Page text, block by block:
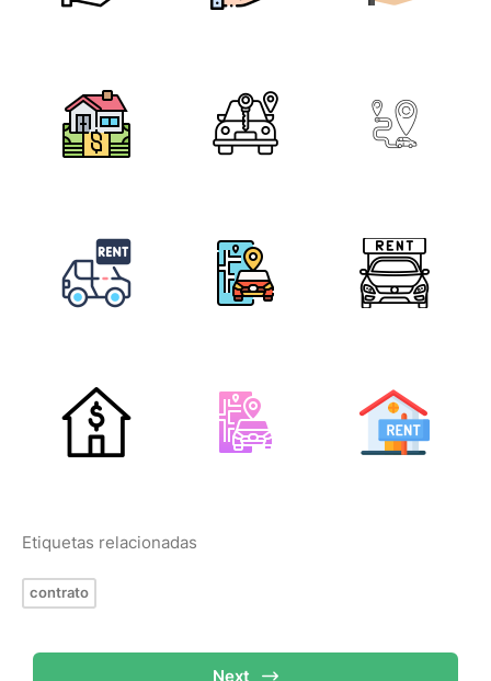
Etiquetas relacionadas
contrato
Next